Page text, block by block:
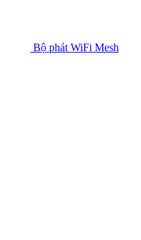
Bộ phát WiFi Mesh